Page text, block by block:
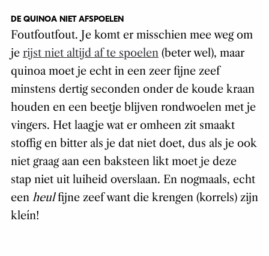
DE QUINOA NIET AFSPOELEN
Foutfoutfout. Je komt er misschien mee weg om
je rijst niet altijd af te spoelen(beter wel), maar
quinoa moet je echt in een zeer fijne zeef
minstens dertig seconden onder de koude kraan
houden en een beetje blijven rondwoelen met je
vingers. Het laagje wat er omheen zit smaakt
stoffig en bitter als je dat niet doet, dus als je ook
niet graag aan een baksteen likt moet je deze
stap niet uit luiheid overslaan. En nogmaals, echt
een heulfijne zeef want die krengen (korrels) zijn
kleín!